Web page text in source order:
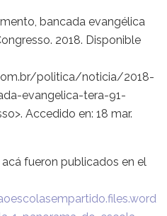
bancada evangélica
2018. Disponible
politica/noticia/2018-
evangelica-tera-91-
Accedido en: 18 mar.
fueron publicados en el